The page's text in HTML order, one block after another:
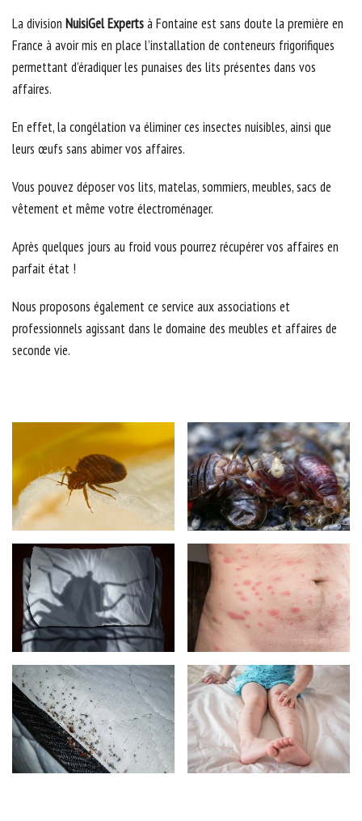
La division NuisiGel Expertsà Fontaine est sans doute la première en
France à avoir mis en place l’installation de conteneurs frigorifiques
permettant d’éradiquer les punaises des lits présentes dans vos
affaires.
En effet, la congélation va éliminer ces insectes nuisibles, ainsi que
leurs œufs sans abimer vos affaires.
Vous pouvez déposer vos lits, matelas, sommiers, meubles, sacs de
vêtement et même votre électroménager.
Après quelques jours au froid vous pourrez récupérer vos affaires en
parfait état !
Nous proposons également ce service aux associations et
professionnels agissant dans le domaine des meubles et affaires de
seconde vie.